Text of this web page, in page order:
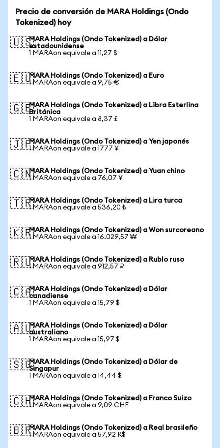
Precio de conversión de MARA Holdings (Ondo
Tokenized) hoy
🇺🇸MARA Holdings (Ondo Tokenized) a Dólar
estadounidense
1 MARAon equivale a 11,27 $
🇪🇺MARA Holdings (Ondo Tokenized) a Euro
1 MARAon equivale a 9,75 €
🇬🇧MARA Holdings (Ondo Tokenized) a Libra Esterlina
Británica
1 MARAon equivale a 8,37 £
🇯🇵MARA Holdings (Ondo Tokenized) a Yen japonés
1 MARAon equivale a 1777 ¥
🇨🇳MARA Holdings (Ondo Tokenized) a Yuan chino
1 MARAon equivale a 76,07 ¥
🇹🇷MARA Holdings (Ondo Tokenized) a Lira turca
1 MARAon equivale a 536,20 ₺
🇰🇷MARA Holdings (Ondo Tokenized) a Won surcoreano
1 MARAon equivale a 16.029,57 ₩
🇷🇺MARA Holdings (Ondo Tokenized) a Rublo ruso
1 MARAon equivale a 912,57 ₽
🇨🇦MARA Holdings (Ondo Tokenized) a Dólar
canadiense
1 MARAon equivale a 15,79 $
🇦🇺MARA Holdings (Ondo Tokenized) a Dólar
australiano
1 MARAon equivale a 15,97 $
🇸🇬MARA Holdings (Ondo Tokenized) a Dólar de
Singapur
1 MARAon equivale a 14,44 $
🇨🇭MARA Holdings (Ondo Tokenized) a Franco Suizo
1 MARAon equivale a 9,09 CHF
🇧🇷MARA Holdings (Ondo Tokenized) a Real brasileño
1 MARAon equivale a 57,92 R$